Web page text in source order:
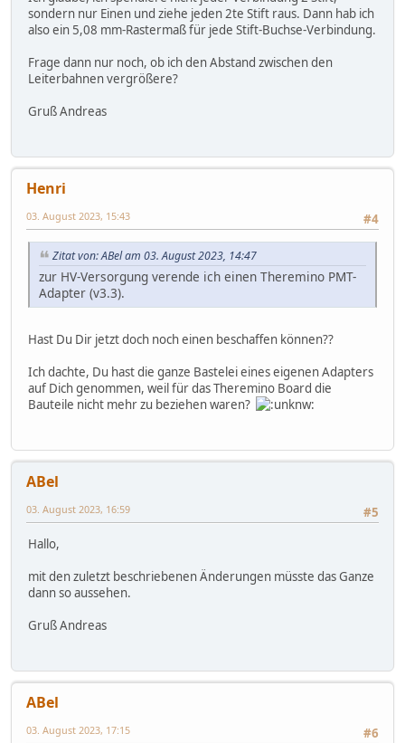
sondern nur Einen und ziehe jeden 2te Stift raus. Dann hab ich
also ein 5,08 mm-Rastermaß für jede Stift-Buchse-Verbindung.
Frage dann nur noch, ob ich den Abstand zwischen den
Leiterbahnen vergrößere?
Gruß Andreas
Henri
#4
03. August 2023, 15:43
Zitat von: ABel am 03. August 2023, 14:47
zur HV-Versorgung verende ich einen Theremino PMT-
Adapter (v3.3).
Hast Du Dir jetzt doch noch einen beschaffen können??
Ich dachte, Du hast die ganze Bastelei eines eigenen Adapters
auf Dich genommen, weil für das Theremino Board die
Bauteile nicht mehr zu beziehen waren?
ABel
#5
03. August 2023, 16:59
Hallo,
mit den zuletzt beschriebenen Änderungen müsste das Ganze
dann so aussehen.
Gruß Andreas
ABel
#6
03. August 2023, 17:15